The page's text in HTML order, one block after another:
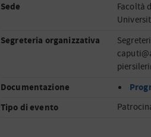
Sede
Facoltà
Segreteria organizzativa
Documentazione
Tipo di evento